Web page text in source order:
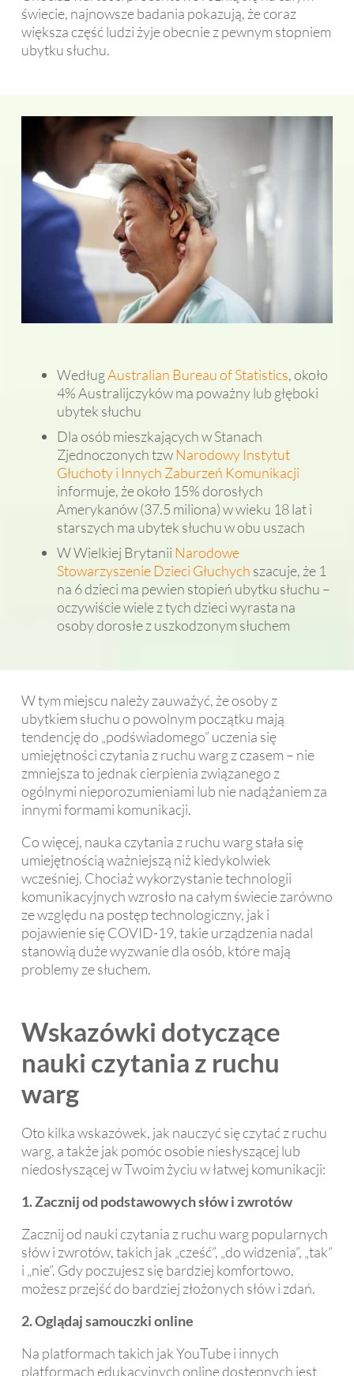
świecie, najnowsze badania pokazują, że coraz
większa część ludzi żyje obecnie z pewnym stopniem
ubytku słuchu.
WedługAustralian Bureau of Statistics, około
4% Australijczyków ma poważny lub głęboki
ubytek słuchu
Dla osób mieszkających w Stanach
Zjednoczonych tzwNarodowy Instytut
Głuchoty i Innych Zaburzeń Komunikacji
informuje, że około 15% dorosłych
Amerykanów (37.5 miliona) w wieku 18 lat i
starszych ma ubytek słuchu w obu uszach
W Wielkiej Brytanii Narodowe
Stowarzyszenie Dzieci Głuchych szacuje, że 1
na 6 dzieci ma pewien stopień ubytku słuchu –
oczywiście wiele z tych dzieci wyrasta na
osoby dorosłe z uszkodzonym słuchem
W tym miejscu należy zauważyć, że osoby z
ubytkiem słuchu o powolnym początku mają
tendencję do „podświadomego” uczenia się
umiejętności czytania z ruchu warg z czasem – nie
zmniejsza to jednak cierpienia związanego z
ogólnymi nieporozumieniami lub nie nadążaniem za
innymi formami komunikacji.
Co więcej, nauka czytania z ruchu warg stała się
umiejętnością ważniejszą niż kiedykolwiek
wcześniej. Chociaż wykorzystanie technologii
komunikacyjnych wzrosło na całym świecie zarówno
ze względu na postęp technologiczny, jak i
pojawienie się COVID-19, takie urządzenia nadal
stanowią duże wyzwanie dla osób, które mają
problemy ze słuchem.
Wskazówki dotyczące
nauki czytania z ruchu
warg
Oto kilka wskazówek, jak nauczyć się czytać z ruchu
warg, a także jak pomóc osobie niesłyszącej lub
niedosłyszącej w Twoim życiu w łatwej komunikacji:
1. Zacznij od podstawowych słów i zwrotów
Zacznij od nauki czytania z ruchu warg popularnych
słów i zwrotów, takich jak „cześć”, „do widzenia”, „tak”
i „nie”. Gdy poczujesz się bardziej komfortowo,
możesz przejść do bardziej złożonych słów i zdań.
2. Oglądaj samouczki online
Na platformach takich jak YouTube i innych
platformach edukacyjnych online dostępnych jest